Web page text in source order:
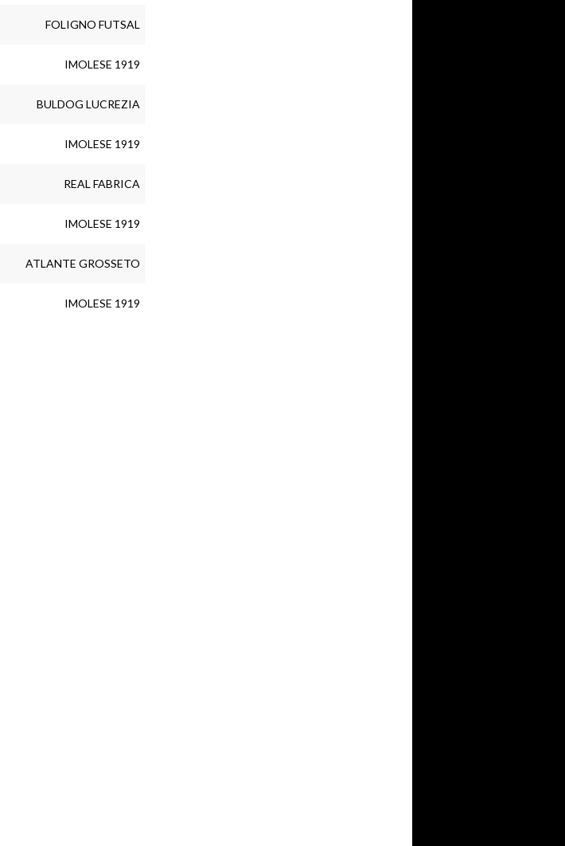
FOLIGNO FUTSAL
IMOLESE 1919
BULDOG LUCREZIA
IMOLESE 1919
REAL FABRICA
IMOLESE 1919
ATLANTE GROSSETO
IMOLESE 1919